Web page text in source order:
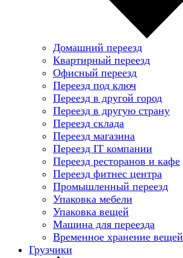
Домашний переезд
Квартирный переезд
Офисный переезд
Переезд под ключ
Переезд в другой город
Переезд в другую страну
Переезд склада
Переезд магазина
Переезд IT компании
Переезд ресторанов и кафе
Переезд фитнес центра
Промышленный переезд
Упаковка мебели
Упаковка вещей
Машина для переезда
Временное хранение вещей
Грузчики